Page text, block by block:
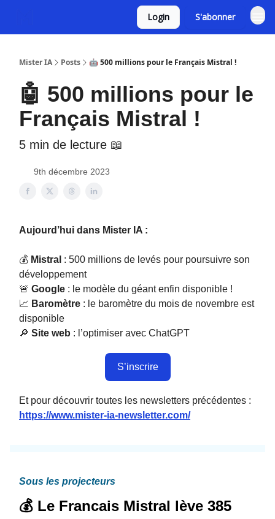
Login S'abonner
Mister IA Posts 🤖 500 millions pour le Français Mistral !
🤖 500 millions pour le
Français Mistral !
5 min de lecture 📖
9th décembre 2023
Aujourd’hui dans Mister IA :
💰 Mistral : 500 millions de levés pour poursuivre son
développement
🚨 Google : le modèle du géant enfin disponible !
📈 Baromètre : le baromètre du mois de novembre est
disponible
🔎 Site web : l’optimiser avec ChatGPT
S’inscrire
Et pour découvrir toutes les newsletters précédentes :
https://www.mister-ia-newsletter.com/
Sous les projecteurs
💰 Le Francais Mistral lève 385